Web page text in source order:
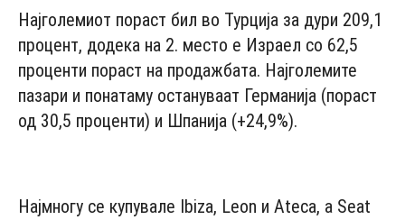
Најголемиот пораст бил во Турција за дури 209,1
процент, додека на 2. место е Израел со 62,5
проценти пораст на продажбата. Најголемите
пазари и понатаму остануваат Германија (пораст
од 30,5 проценти) и Шпанија (+24,9%).
Најмногу се купувале Ibiza, Leon и Ateca, а Seat